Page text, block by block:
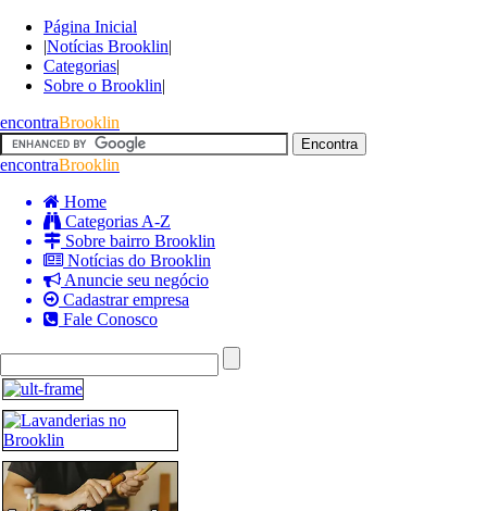
Página Inicial
|Notícias Brooklin|
Categorias|
Sobre o Brooklin|
encontraBrooklin
encontraBrooklin
Home
Categorias A-Z
Sobre bairro Brooklin
Notícias do Brooklin
Anuncie seu negócio
Cadastrar empresa
Fale Conosco